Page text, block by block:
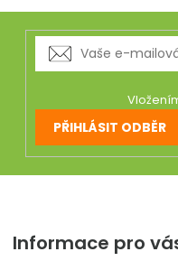
í
p
r
v
k
y
v
ý
p
u
PŘIHLÁSIT ODBĚR
Informace pro